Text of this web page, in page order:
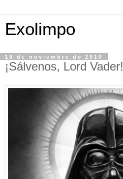
Exolimpo
18 de noviembre de 2010
¡Sálvenos, Lord Vader!